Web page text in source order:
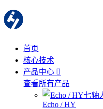
首页
核心技术
产品中心
查看所有产品
Echo / HY